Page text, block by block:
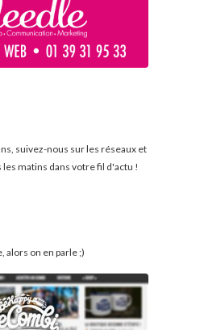
suivez-nous sur les réseaux et
matins dans votre fil d'actu !
alors on en parle ;)